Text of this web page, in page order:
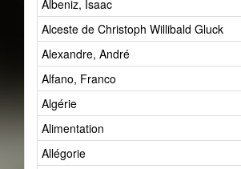
Albeniz, Isaac
Alceste de Christoph Willibald Gluck
Alexandre, André
Alfano, Franco
Algérie
Alimentation
Allégorie